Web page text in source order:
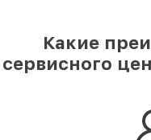
Какие
сервисного